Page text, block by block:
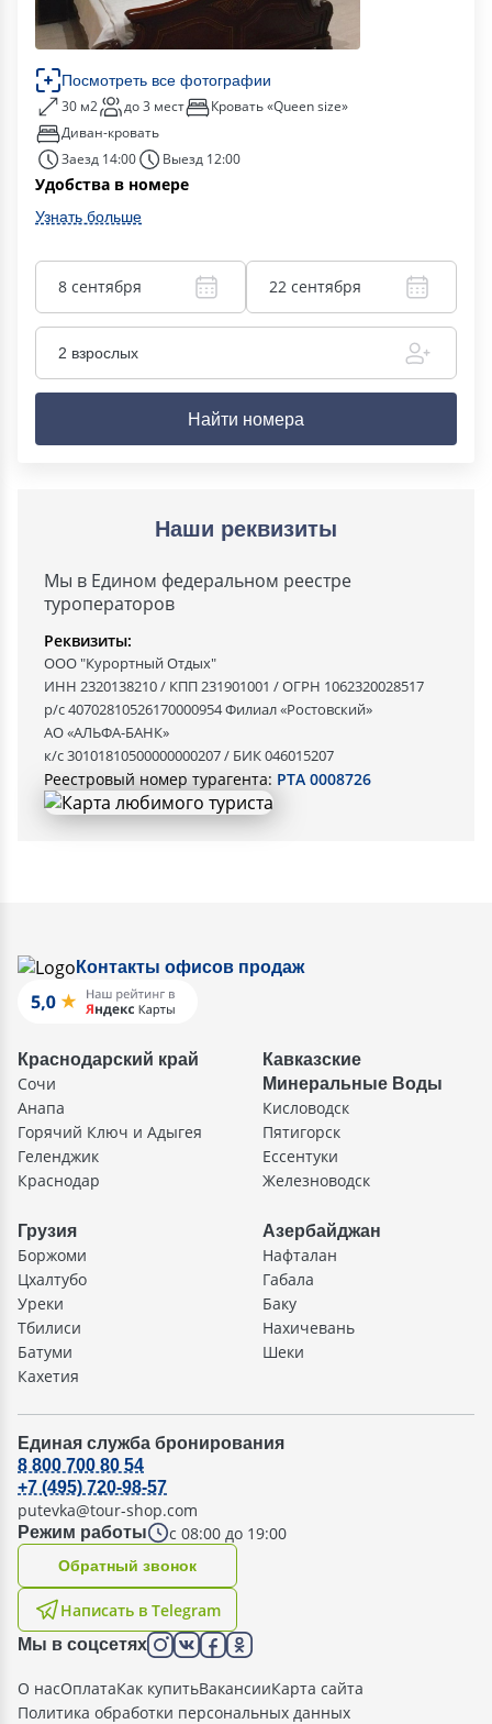
Посмотреть все фотографии
30 м2 до 3 мест
Кровать «Queen size»
Диван-кровать
Заезд 14:00
Выезд 12:00
Удобства в номере
Узнать больше
8 сентября 22 сентября
2 взрослых
Найти номера
Наши реквизиты
Мы в Едином федеральном реестре
туроператоров
Реквизиты:
ООО "Курортный Отдых"
ИНН 2320138210 / КПП 231901001 / ОГРН 1062320028517
р/с 40702810526170000954 Филиал «Ростовский»
АО «АЛЬФА-БАНК»
к/с 30101810500000000207 / БИК 046015207
Реестровый номер турагента: РТА 0008726
Контакты офисов продаж
Краснодарский край
Сочи
Анапа
Горячий Ключ и Адыгея
Геленджик
Краснодар
Кавказские
Минеральные Воды
Кисловодск
Пятигорск
Ессентуки
Железноводск
Грузия
Боржоми
Цхалтубо
Уреки
Тбилиси
Батуми
Кахетия
Азербайджан
Нафталан
Габала
Баку
Нахичевань
Шеки
Единая служба бронирования
Режим работы с 08:00 до 19:00
8 800 700 80 54
+7 (495) 720-98-57
putevka@tour-shop.com
Написать в Telegram
Oбратный звонок
Мы в соцсетях
О насОплатаКак купитьВакансииКарта сайта
Политика обработки персональных данных